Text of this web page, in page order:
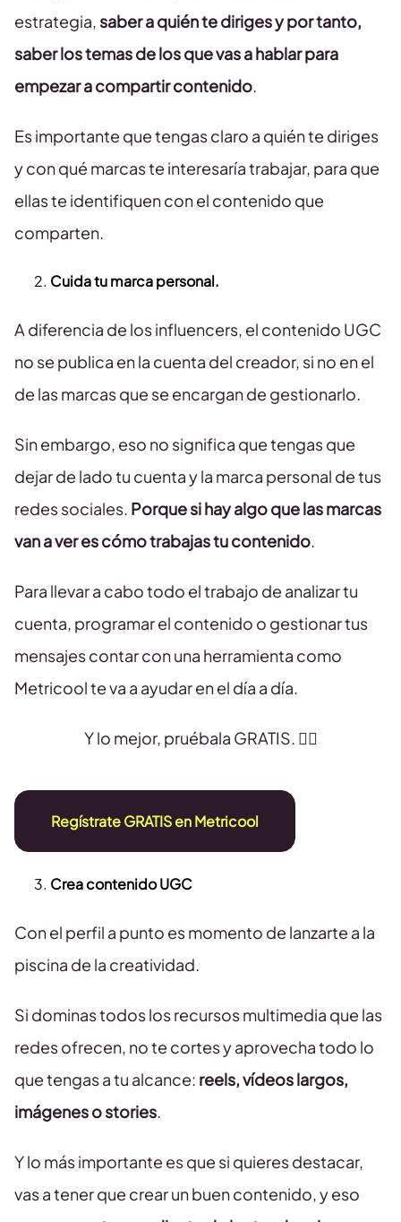
estrategia, saber a quién te diriges y por tanto,
saber los temas de los que vas a hablar para
empezar a compartir contenido.
Es importante que tengas claro a quién te diriges
y con qué marcas te interesaría trabajar, para que
ellas te identifiquen con el contenido que
comparten.
Cuida tu marca personal.
A diferencia de los influencers, el contenido UGC
no se publica en la cuenta del creador, si no en el
de las marcas que se encargan de gestionarlo.
Sin embargo, eso no significa que tengas que
dejar de lado tu cuenta y la marca personal de tus
redes sociales. Porque si hay algo que las marcas
van a ver es cómo trabajas tu contenido.
Para llevar a cabo todo el trabajo de analizar tu
cuenta, programar el contenido o gestionar tus
mensajes contar con una herramienta como
Metricool te va a ayudar en el día a día.
Y lo mejor, pruébala GRATIS. 👇🏻
Regístrate GRATIS en Metricool
Crea contenido UGC
Con el perfil a punto es momento de lanzarte a la
piscina de la creatividad.
Si dominas todos los recursos multimedia que las
redes ofrecen, no te cortes y aprovecha todo lo
que tengas a tu alcance: reels, vídeos largos,
imágenes o stories.
Y lo más importante es que si quieres destacar,
vas a tener que crear un buen contenido, y eso